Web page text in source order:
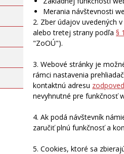
Merania návštevnosti
2. Zber údajov uvedených
alebo tretej strany podľa§
"ZoOÚ").
3. Webové stránky je
rámci nastavenia
kontaktnú adresu
nevyhnutné pre funkčnosť
4. Ak podá návštevník
zaručiť plnú funkčnosť a
5. Cookies, ktoré sa